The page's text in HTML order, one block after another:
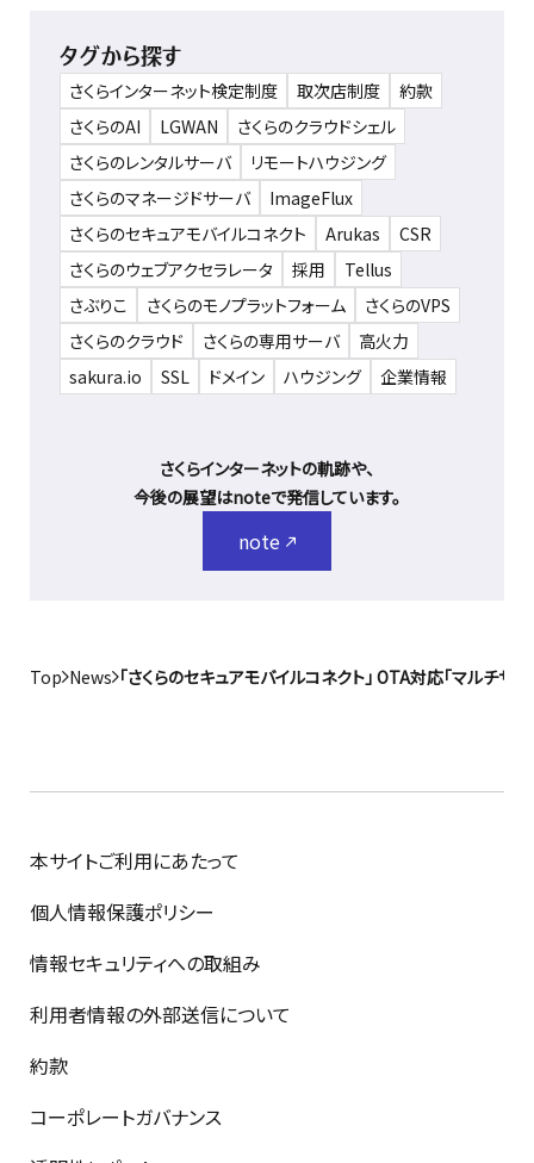
タグから探す
さくらインターネット検定制度 取次店制度
約款
さくらのAI
LGWAN
さくらのクラウドシェル
さくらのレンタルサーバ
リモートハウジング
さくらのマネージドサーバ
ImageFlux
さくらのセキュアモバイルコネクト
Arukas
CSR
さくらのウェブアクセラレータ
採用
Tellus
さぶりこ
さくらのモノプラットフォーム
さくらのVPS
さくらのクラウド
さくらの専用サーバ
高火力
sakura.io
SSL ドメイン ハウジング 企業情報
さくらインターネットの軌跡や、
今後の展望はnoteで発信しています。
note
Top News 「さくらのセキュアモバイルコネクト」 OTA対応「マルチサ
本サイトご利用にあたって
個人情報保護ポリシー
情報セキュリティへの取組み
利用者情報の外部送信について
約款
コーポレートガバナンス